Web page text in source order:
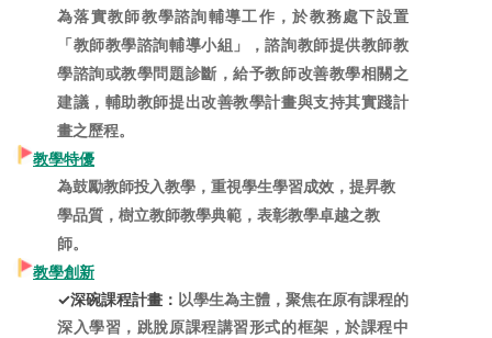
為落實教師教學諮詢輔導工作，於教務處下設置
「教師教學諮詢輔導小組」，諮詢教師提供教師教
學諮詢或教學問題診斷，給予教師改善教學相關之
建議，輔助教師提出改善教學計畫與支持其實踐計
畫之歷程。
教學特優
為鼓勵教師投入教學，重視學生學習成效，提昇教
學品質，樹立教師教學典範，表彰教學卓越之教
師。
教學創新
✓深碗課程計畫： 以學生為主體，聚焦在原有課程的
深入學習，跳脫原課程講習形式的框架，於課程中